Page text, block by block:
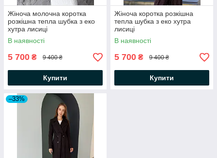
Жіноча молочна коротка
розкішна тепла шубка з еко
хутра лисиці
В наявності
5 700 ₴ 9 400 ₴
Купити
Жіноча коротка розкішна
тепла шубка з еко хутра
лисиці
В наявності
5 700 ₴ 9 400 ₴
Купити
–33%